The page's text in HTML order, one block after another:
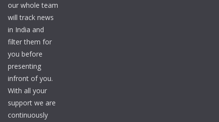
our whole team
will track news
in India and
filter them for
you before
presenting
infront of you.
With all your
support we are
continuously